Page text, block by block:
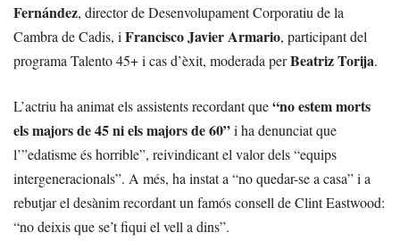
Fernández, director de Desenvolupament Corporatiu de la
Cambra de Cadis, iFrancisco Javier Armario, participant del
programa Talento 45+ i cas d’èxit, moderada perBeatriz Torija.
L’actriu ha animat els assistents recordant que“no estem morts
els majors de 45 ni els majors de 60”i ha denunciat que
l’”edatisme és horrible”, reivindicant el valor dels “equips
intergeneracionals”. A més, ha instat a “no quedar-se a casa” i a
rebutjar el desànim recordant un famós consell de Clint Eastwood:
“no deixis que se’t fiqui el vell a dins”.